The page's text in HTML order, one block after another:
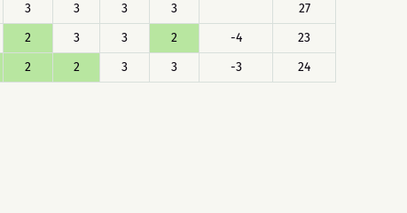
3 3 3 3
27
2 3 3 2 -4
23
2 2 3 3 -3 24